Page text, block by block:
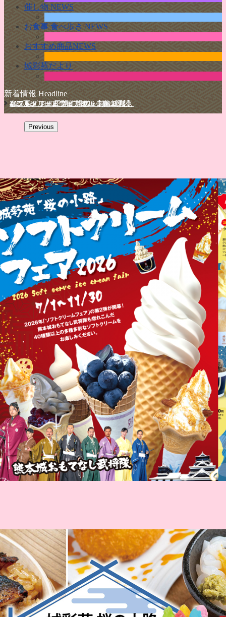
催し物 NEWS
お食事 食べ歩き NEWS
おすすめ商品NEWS
城彩苑だより
新着情報 Headline
2026夏グルメまつり 開催 6/1～8/31
4/25・26 100円ワインフェスin 城彩苑
ソフトクリームフェア2026【第１弾】
春グルメフェア 開催 3/1～5/31
【 第２弾 】
Previous